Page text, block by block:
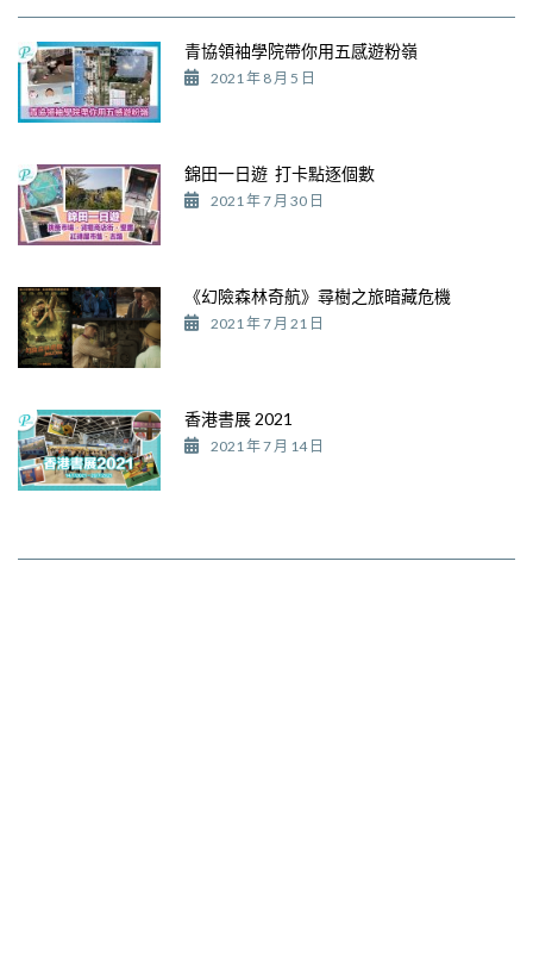
青協領袖學院帶你用五感遊粉嶺
2021 年 8 月 5 日
錦田一日遊 打卡點逐個數
2021 年 7 月 30 日
《幻險森林奇航》尋樹之旅暗藏危機
2021 年 7 月 21 日
香港書展 2021
2021 年 7 月 14 日